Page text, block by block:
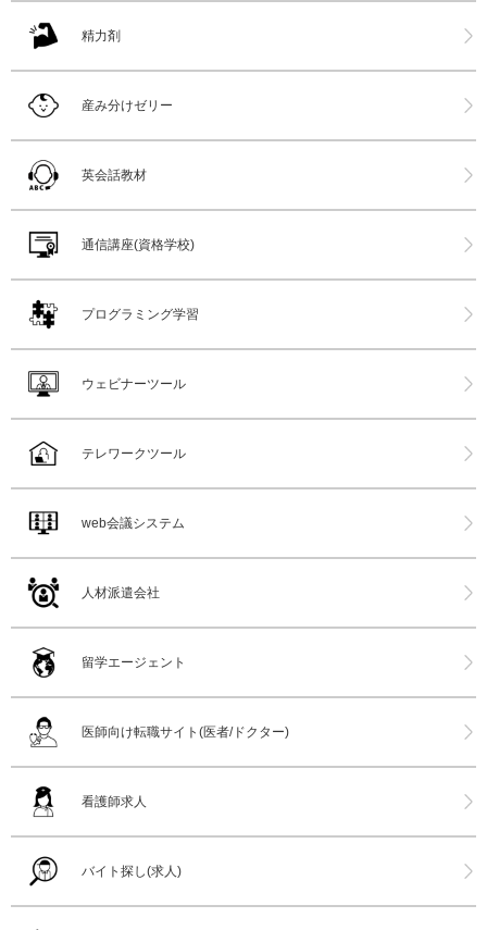
精力剤
産み分けゼリー
英会話教材
通信講座(資格学校)
プログラミング学習
ウェビナーツール
テレワークツール
web会議システム
人材派遣会社
留学エージェント
医師向け転職サイト(医者/ドクター)
看護師求人
バイト探し(求人)